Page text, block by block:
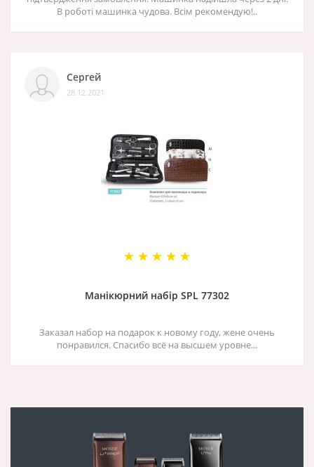
В роботі машинка чудова. Всім рекомендую!..
Сергей
28.12.2021
Манікюрний набір SPL 77302
Заказал набор на подарок к новому году, жене очень
понравился. Спасибо всё на высшем уровне...